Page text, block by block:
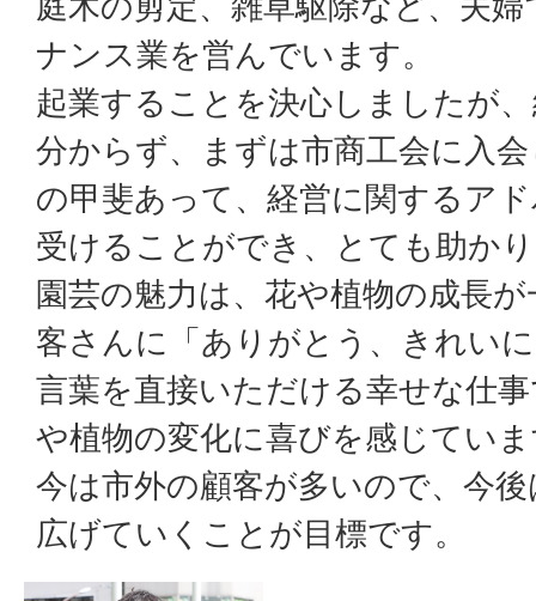
ナンス業を営んでいます。
起業することを決心しましたが
分からず、まずは市商工会に入
の甲斐あって、経営に関するア
受けることができ、とても助か
園芸の魅力は、花や植物の成長
客さんに「ありがとう、きれい
言葉を直接いただける幸せな仕
や植物の変化に喜びを感じてい
今は市外の顧客が多いので、今
広げていくことが目標です。